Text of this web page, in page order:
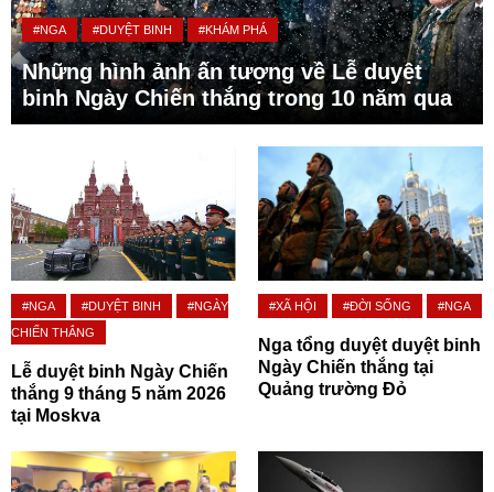
#NGA #DUYỆT BINH #KHÁM PHÁ
Những hình ảnh ấn tượng về Lễ duyệt
binh Ngày Chiến thắng trong 10 năm qua
#NGA #DUYỆT BINH
#NGÀY
CHIẾN THẮNG
Lễ duyệt binh Ngày Chiến
thắng 9 tháng 5 năm 2026
tại Moskva
#XÃ HỘI #ĐỜI SỐNG #NGA
Nga tổng duyệt duyệt binh
Ngày Chiến thắng tại
Quảng trường Đỏ